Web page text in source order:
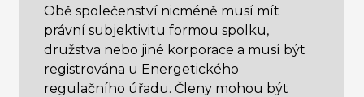
Obě společenství nicméně musí mít
právní subjektivitu formou spolku,
družstva nebo jiné korporace a musí být
registrována u Energetického
regulačního úřadu. Členy mohou být